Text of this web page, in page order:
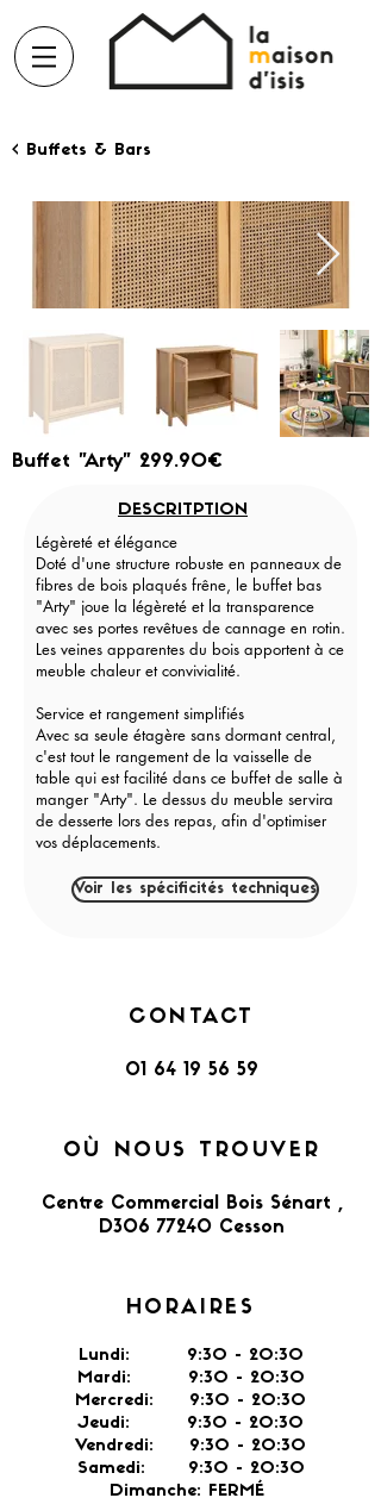
< Buffets & Bars
Buffet "Arty" 299.90€
DESCRITPTION
Légèreté et élégance
Doté d'une structure robuste en panneaux de
fibres de bois plaqués frêne, le buffet bas
"Arty" joue la légèreté et la transparence
avec ses portes revêtues de cannage en rotin.
Les veines apparentes du bois apportent à ce
meuble chaleur et convivialité.
Service et rangement simplifiés
Avec sa seule étagère sans dormant central,
c'est tout le rangement de la vaisselle de
table qui est facilité dans ce buffet de salle à
manger "Arty". Le dessus du meuble servira
de desserte lors des repas, afin d'optimiser
vos déplacements.
Voir les spécificités techniques
CONTACT
01 64 19 56 59
OÙ NOUS TROUVER
Centre Commercial Bois Sénart ,
D306 77240 Cesson​
HORAIRES
Lundi: 9:30 - 20:30
Mardi: 9:30 - 20:30
Mercredi: 9:30 - 20:30
Jeudi: 9:30 - 20:30
Vendredi: 9:30 - 20:30
Samedi: 9:30 - 20:30
Dimanche: FERMÉ